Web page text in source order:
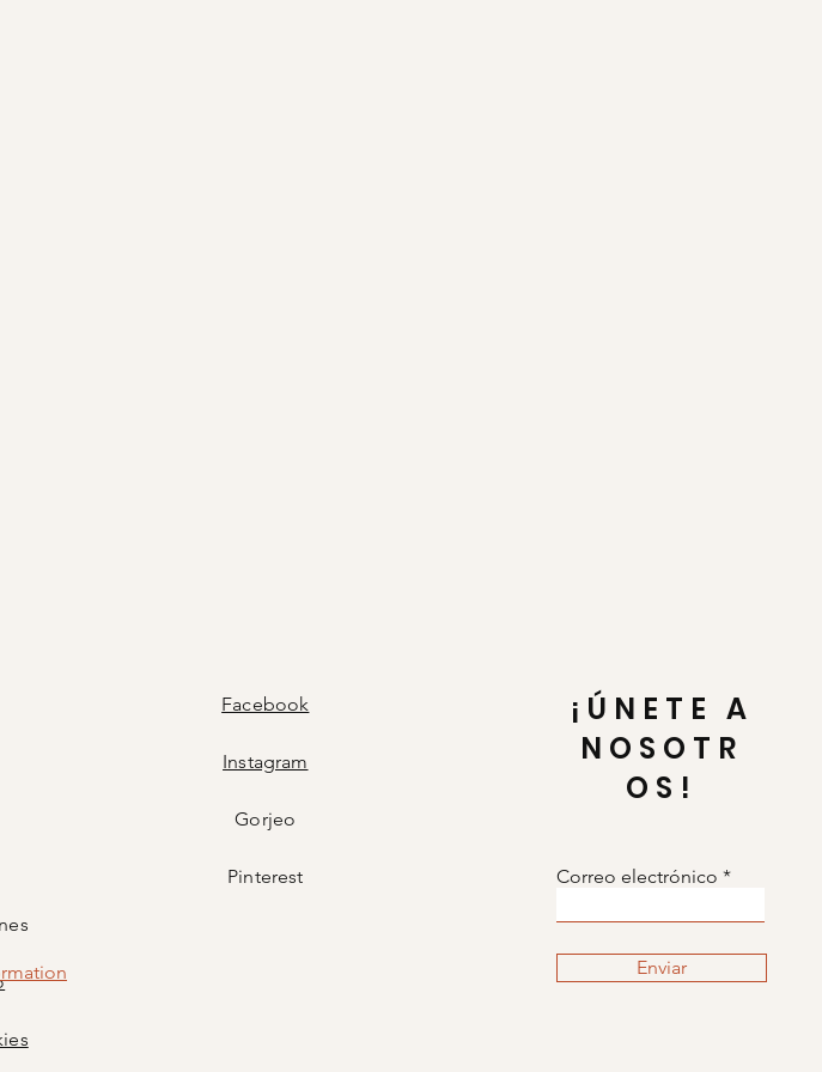
Facebook
Instagram
Gorjeo
Pinterest
¡ÚNETE A
NOSOTR
OS!
Correo electrónico
Enviar